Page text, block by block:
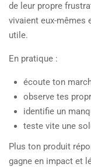
de leur propre
vivaient eux-mêmes
utile.
En pratique :
écoute ton
observe tes
identifie un
teste vite une
Plus ton produit
gagne en impact et